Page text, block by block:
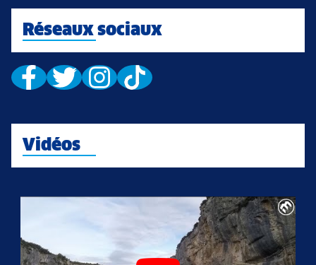
Réseaux sociaux
Vidéos